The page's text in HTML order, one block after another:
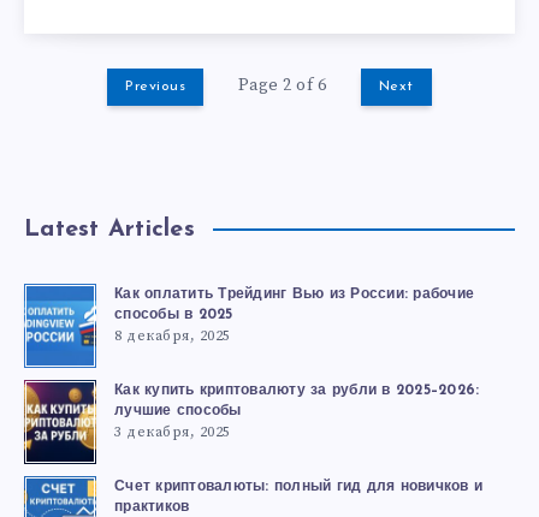
Previous Page 2 of 6 Next
Latest Articles
Как оплатить Трейдинг Вью из России: рабочие
способы в 2025
8 декабря, 2025
Как купить криптовалюту за рубли в 2025–2026:
лучшие способы
3 декабря, 2025
Счет криптовалюты: полный гид для новичков и
практиков